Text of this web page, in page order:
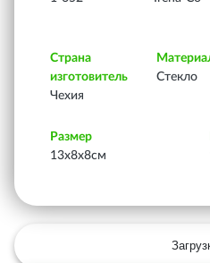
Страна
изготовитель
Чехия
Стекло
Размер
13х8х8см